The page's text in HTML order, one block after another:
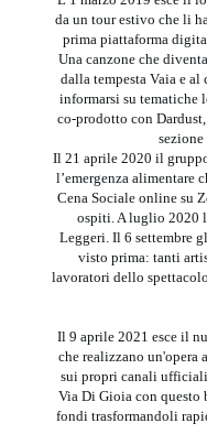
da un tour estivo che li
prima piattaforma
Una canzone che
dalla tempesta Vaia e
informarsi su tematiche
co-prodotto con
Il 21 aprile 2020 il
l’emergenza alimentare
Cena Sociale online su
ospiti. A luglio 2020
Leggeri. Il 6 settembre
visto prima: tanti
lavoratori dello
Il 9 aprile 2021 esce il
che realizzano un'opera
sui propri canali
Via Di Gioia con questo
fondi trasformandoli